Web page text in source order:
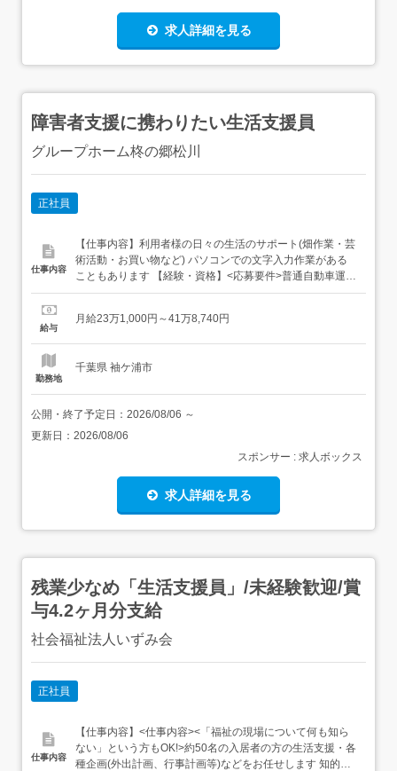
求人詳細を見る
障害者支援に携わりたい生活支援員
グループホーム柊の郷松川
正社員
仕事内容
【仕事内容】利用者様の日々の生活のサポート(畑作業・芸
術活動・お買い物など) パソコンでの文字入力作業がある
こともあります 【経験・資格】<応募要件>普通自動車運転
免許(AT限定可)18歳以上(深夜業務があるため) 経験・学歴
給与内訳・基本給 190,000円・処遇改善 41,000円夜勤手当
給与
月給23万1,000円～41万8,740円
勤務地
千葉県 袖ケ浦市
公開・終了予定日： 2026/08/06 ～
更新日： 2026/08/06
スポンサー : 求人ボックス
求人詳細を見る
残業少なめ「生活支援員」/未経験歓迎/賞
与4.2ヶ月分支給
社会福祉法人いずみ会
正社員
仕事内容
【仕事内容】<仕事内容><「福祉の現場について何も知ら
ない」という方もOK!>約50名の入居者の方の生活支援・各
種企画(外出計画、行事計画等)などをお任せします 知的障